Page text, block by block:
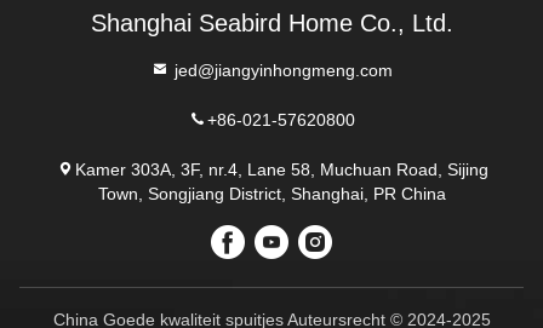
Shanghai Seabird Home Co., Ltd.
jed@jiangyinhongmeng.com
+86-021-57620800
Kamer 303A, 3F, nr.4, Lane 58, Muchuan Road, Sijing
Town, Songjiang District, Shanghai, PR China
China Goede kwaliteit spuitjes Auteursrecht © 2024-2025